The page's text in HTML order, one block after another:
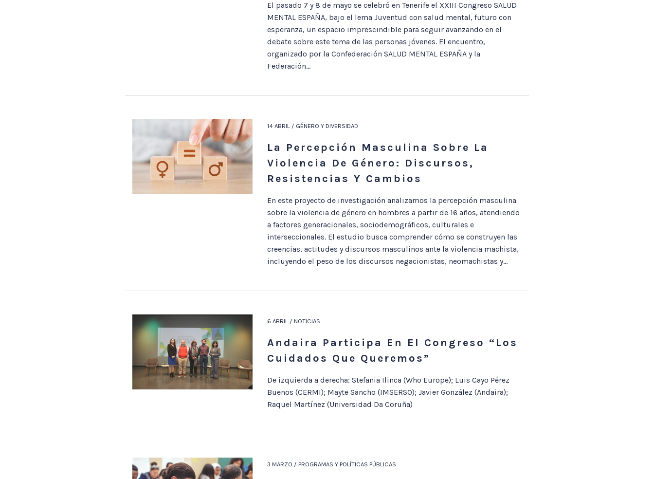
El pasado 7 y 8 de mayo se celebró en Tenerife el XXIII Congreso SALUD
MENTAL ESPAÑA, bajo el lema Juventud con salud mental, futuro con
esperanza, un espacio imprescindible para seguir avanzando en el
debate sobre este tema de las personas jóvenes. El encuentro,
organizado por la Confederación SALUD MENTAL ESPAÑA y la
Federación...
14 ABRIL / GÉNERO Y DIVERSIDAD
La Percepción Masculina Sobre La
Violencia De Género: Discursos,
Resistencias Y Cambios
En este proyecto de investigación analizamos la percepción masculina
sobre la violencia de género en hombres a partir de 16 años, atendiendo
a factores generacionales, sociodemográficos, culturales e
interseccionales. El estudio busca comprender cómo se construyen las
creencias, actitudes y discursos masculinos ante la violencia machista,
incluyendo el peso de los discursos negacionistas, neomachistas y...
6 ABRIL / NOTICIAS
Andaira Participa En El Congreso “Los
Cuidados Que Queremos”
De izquierda a derecha: Stefania Ilinca (Who Europe); Luis Cayo Pérez
Buenos (CERMI); Mayte Sancho (IMSERSO); Javier González (Andaira);
Raquel Martínez (Universidad Da Coruña)
3 MARZO / PROGRAMAS Y POLÍTICAS PÚBLICAS